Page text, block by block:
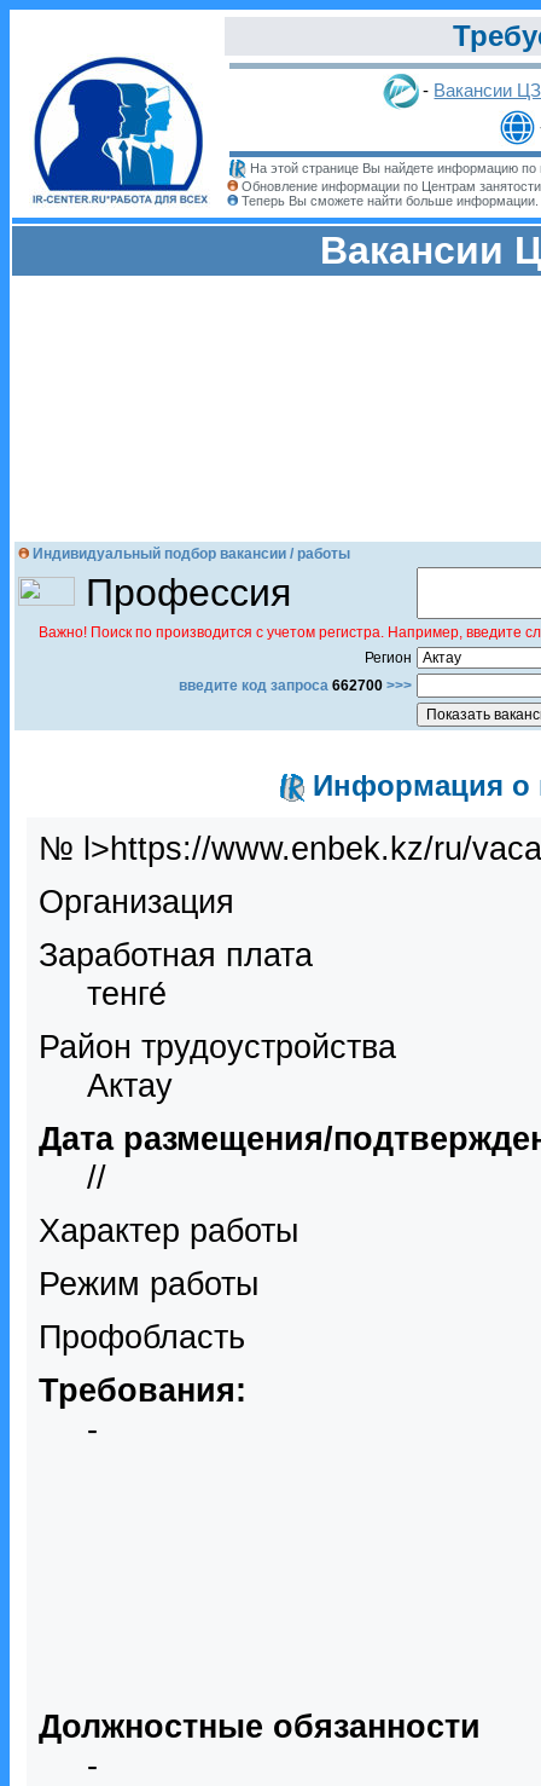
- Вакансии
На этой странице Вы найдете информацию по
Обновление информации по Центрам
Теперь Вы сможете найти больше информации.
Вакансии
Индивидуальный подбор вакансии / работы
Профессия
Важно! Поиск по производится с учетом регистра. Например,
Регион
введите код запроса 662700 >>>
Информация о
№ l>https://www.enbek.kz/ru/
Организация
Заработная плата
тенге́
Район трудоустройства
Актау
Дата размещения/
//
Характер работы
Режим работы
Профобласть
Требования:
-
Должностные обязанности
-